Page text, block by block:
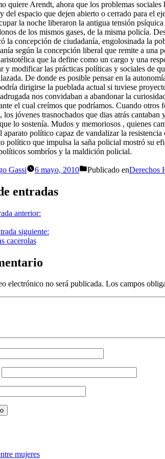
quiere Arendt, ahora que los problemas
del espacio que dejen abierto o cerrado para el
la noche liberaron la antigua tensión
de los mismos gases, de la misma policía.
la concepción de ciudadanía, engolosinada la
según la concepción liberal que remite a una
que la define como un cargo y una
y modificar las prácticas políticas y sociales de
De donde es posible pensar en la
dirigirse la pueblada actual si tuviese
nos convidaban a abandonar la
el cual creímos que podríamos. Cuando otros
los jóvenes trasnochados que dias atrás
lo sostenía. Mudos y memoriosos , quienes
aparato político capaz de vandalizar la
político que impulsa la saña policial mostró su
sombríos y la maldición policial.
Gassi 6 mayo, 2010 Publicado enDerechos
entradas
anterior:
siguiente:
cacerolas
electrónico no será publicada. Los campos
mujeres